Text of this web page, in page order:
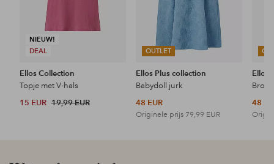
NIEUW!
DEAL
Ellos Collection
Topje met V-hals
15 EUR 19,99 EUR
OUTLET
Ellos Plus collection
Babydoll jurk
48 EUR
Originele prijs 79,99 EUR
Ellos
48